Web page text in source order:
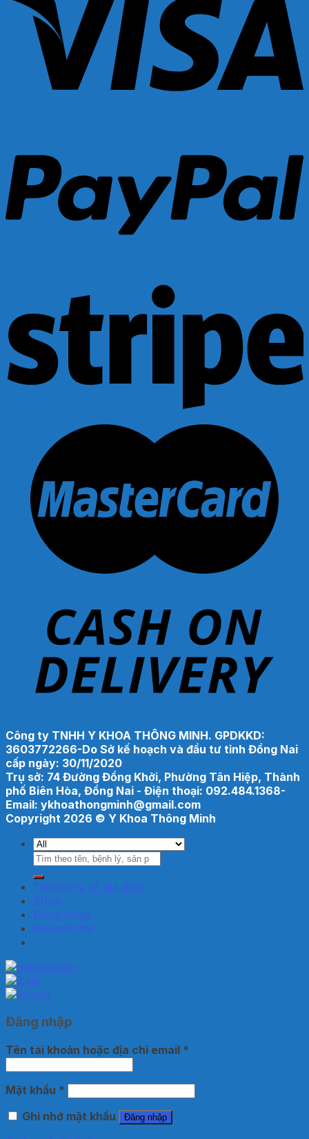
Công ty TNHH Y KHOA THÔNG MINH. GPDKKD:
3603772266-Do Sở kế hoạch và đầu tư tỉnh Đồng Nai
cấp ngày: 30/11/2020
Trụ sở: 74 Đường Đồng Khởi, Phường Tân Hiệp, Thành
phố Biên Hòa, Đồng Nai - Điện thoại: 092.484.1368-
Email: ykhoathongminh@gmail.com
Copyright 2026 © Y Khoa Thông Minh
Tìm
kiếm:
Thiết bị y tế gia đình
Shop
Đăng nhập
Newsletter
Đăng nhập
Tên tài khoản hoặc địa chỉ email *
Mật khẩu *
Ghi nhớ mật khẩu
Đăng nhập